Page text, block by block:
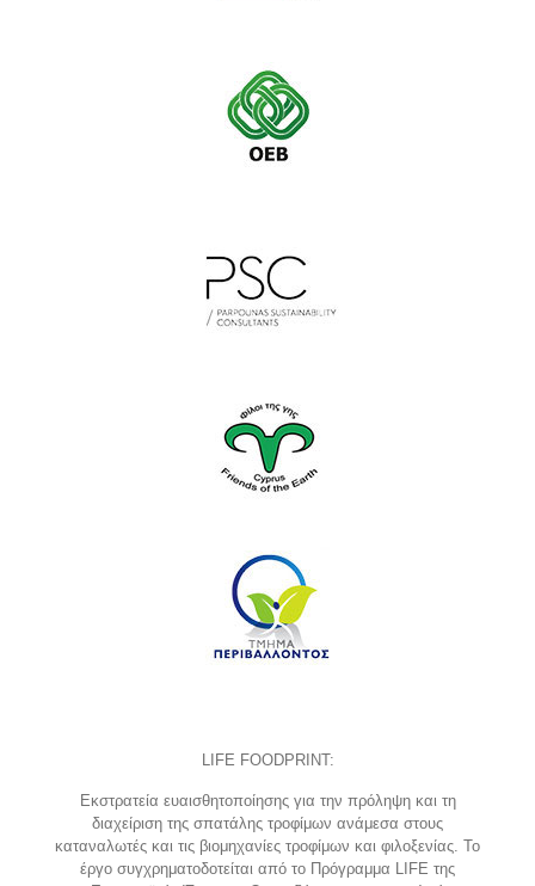
LIFE FOODPRINT:
Εκστρατεία ευαισθητοποίησης για την πρόληψη και τη
διαχείριση της σπατάλης τροφίμων ανάμεσα στους
καταναλωτές και τις βιομηχανίες τροφίμων και φιλοξενίας. Το
έργο συγχρηματοδοτείται από το Πρόγραμμα LIFE της